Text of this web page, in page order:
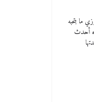
ما بتحبه
أحدث